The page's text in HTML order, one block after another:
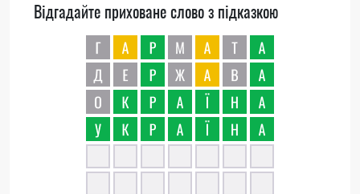
Відгадайте приховане слово з підказкою